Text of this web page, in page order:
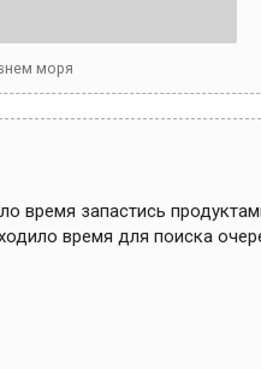
моря
время запастись
время для поиска